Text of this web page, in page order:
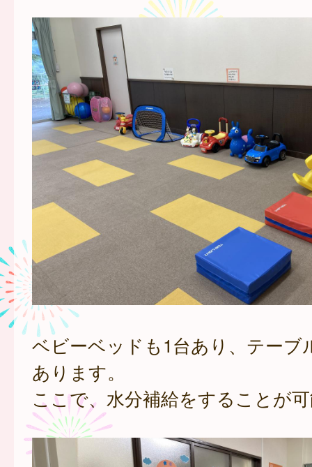
ベビーベッドも1台あり、テーブ
あります。
ここで、水分補給をすることが